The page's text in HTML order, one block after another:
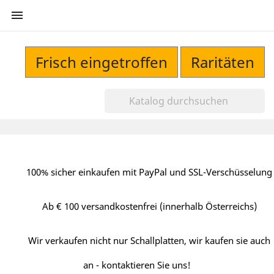

Frisch eingetroffen Raritäten
100% sicher einkaufen mit PayPal und SSL-Verschüsselung
Ab € 100 versandkostenfrei (innerhalb Österreichs)
Wir verkaufen nicht nur Schallplatten, wir kaufen sie auch
an - kontaktieren Sie uns!